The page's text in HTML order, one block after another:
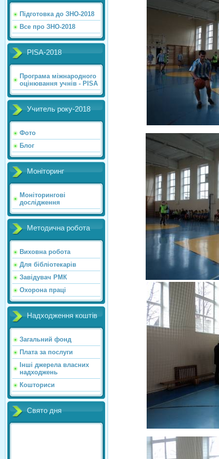
Підготовка до ЗНО-2018
Все про ЗНО-2018
PISA-2018
Програма міжнародного
оцінювання учнів - PISA
Учитель року-2018
Фото
Блог
Моніторинг
Моніторингові
дослідження
Методична робота
Виховна робота
Для бібліотекарів
Завідувач РМК
Охорона праці
Надходження коштів
Загальний фонд
Плата за послуги
Інші джерела власних
надходжень
Кошториси
Свято дня